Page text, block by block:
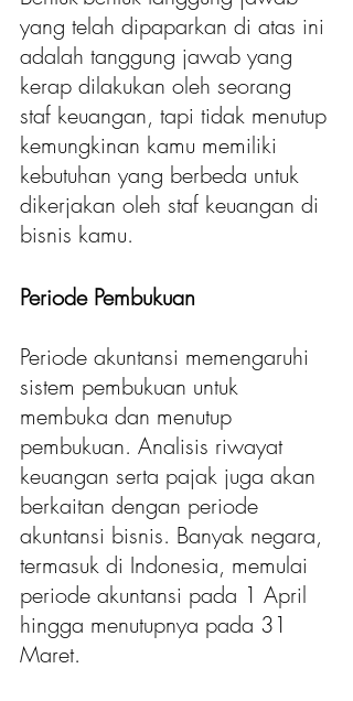
yang telah dipaparkan di atas ini
adalah tanggung jawab yang
kerap dilakukan oleh seorang
staf keuangan, tapi tidak menutup
kemungkinan kamu memiliki
kebutuhan yang berbeda untuk
dikerjakan oleh staf keuangan di
bisnis kamu.
Periode Pembukuan
Periode akuntansi memengaruhi
sistem pembukuan untuk
membuka dan menutup
pembukuan. Analisis riwayat
keuangan serta pajak juga akan
berkaitan dengan periode
akuntansi bisnis. Banyak negara,
termasuk di Indonesia, memulai
periode akuntansi pada 1 April
hingga menutupnya pada 31
Maret.